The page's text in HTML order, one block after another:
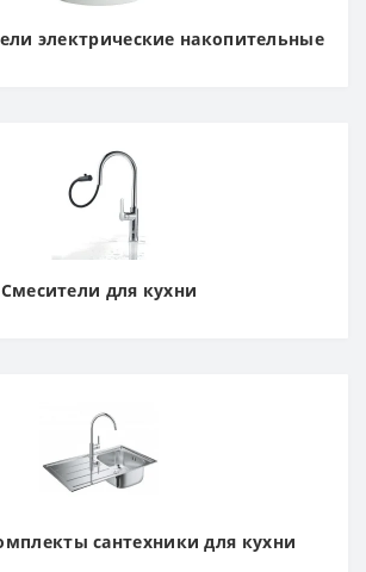
электрические накопительные
Смесители для кухни
сантехники для кухни